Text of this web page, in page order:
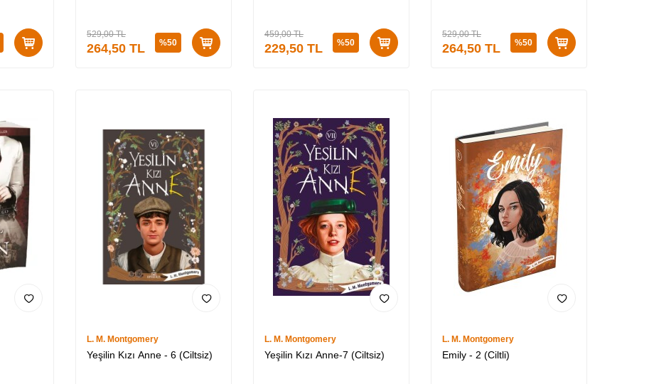
529,00TL
264,50 TL %50
459,00TL
229,50 TL %50
529,00TL
264,50 TL %50
L. M. Montgomery
Yeşilin Kızı Anne - 6 (Ciltsiz)
L. M. Montgomery
Yeşilin Kızı Anne-7 (Ciltsiz)
L. M. Montgomery
Emily - 2 (Ciltli)